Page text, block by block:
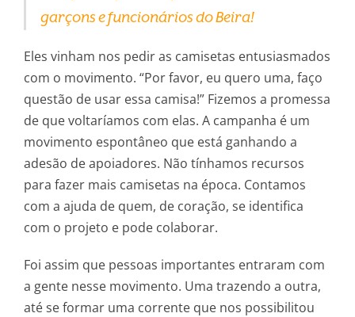
garçons e funcionários do Beira!
Eles vinham nos pedir as camisetas entusiasmados
com o movimento. “Por favor, eu quero uma, faço
questão de usar essa camisa!” Fizemos a promessa
de que voltaríamos com elas. A campanha é um
movimento espontâneo que está ganhando a
adesão de apoiadores. Não tínhamos recursos
para fazer mais camisetas na época. Contamos
com a ajuda de quem, de coração, se identifica
com o projeto e pode colaborar.
Foi assim que pessoas importantes entraram com
a gente nesse movimento. Uma trazendo a outra,
até se formar uma corrente que nos possibilitou